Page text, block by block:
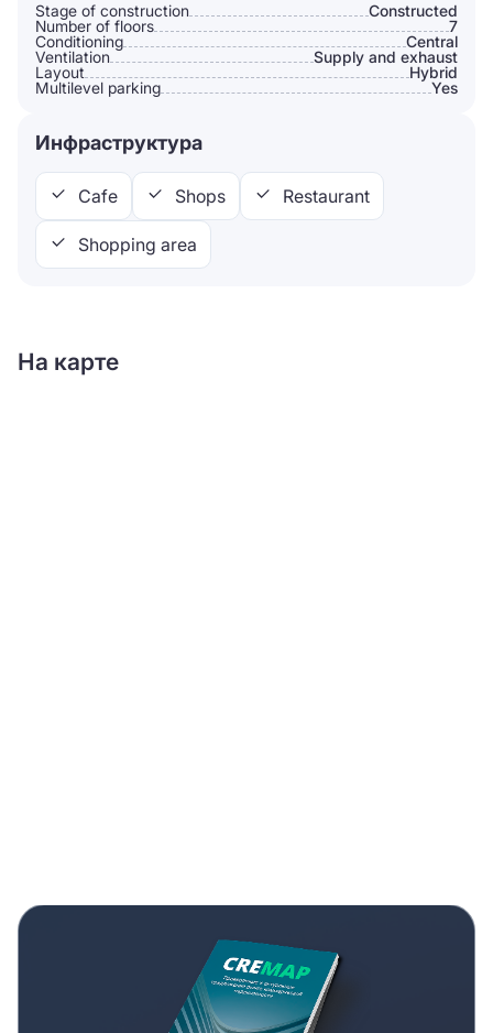
Stage of construction
Constructed
Number of floors
7
Conditioning
Сentral
Ventilation
Supply and exhaust
Layout
Hybrid
Multilevel parking
Yes
Инфраструктура
Cafe Shops Restaurant
Shopping area
На карте